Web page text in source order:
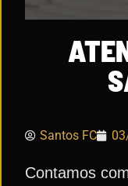
Santos FC
Contamos